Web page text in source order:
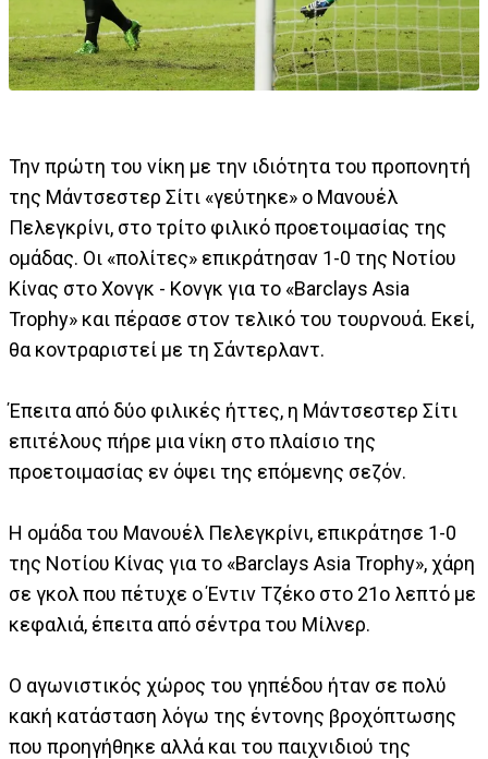
Την πρώτη του νίκη με την ιδιότητα του προπονητή
της Μάντσεστερ Σίτι «γεύτηκε» ο Μανουέλ
Πελεγκρίνι, στο τρίτο φιλικό προετοιμασίας της
ομάδας. Οι «πολίτες» επικράτησαν 1-0 της Νοτίου
Κίνας στο Χονγκ - Κονγκ για το «Barclays Asia
Trophy» και πέρασε στον τελικό του τουρνουά. Εκεί,
θα κοντραριστεί με τη Σάντερλαντ.
Έπειτα από δύο φιλικές ήττες, η Μάντσεστερ Σίτι
επιτέλους πήρε μια νίκη στο πλαίσιο της
προετοιμασίας εν όψει της επόμενης σεζόν.
Η ομάδα του Μανουέλ Πελεγκρίνι, επικράτησε 1-0
της Νοτίου Κίνας για το «Barclays Asia Trophy», χάρη
σε γκολ που πέτυχε ο Έντιν Τζέκο στο 21ο λεπτό με
κεφαλιά, έπειτα από σέντρα του Μίλνερ.
Ο αγωνιστικός χώρος του γηπέδου ήταν σε πολύ
κακή κατάσταση λόγω της έντονης βροχόπτωσης
που προηγήθηκε αλλά και του παιχνιδιού της